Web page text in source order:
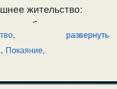
жительство:
обливание
пост, вериги, спанье
Но только
побороться с
с духом самости и
,
, Покаяние,
развернуть